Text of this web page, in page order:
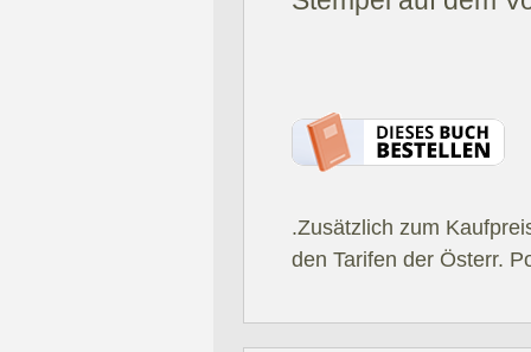
.Zusätzlich zum
den Tarifen der Österr.